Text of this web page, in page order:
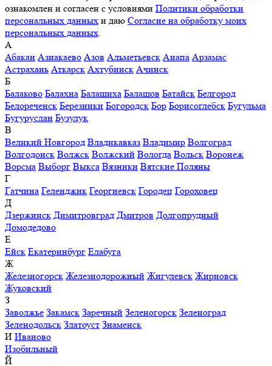
ознакомлен и согласен с условиями Политики обработки
персональных данных и даю Согласие на обработку моих
персональных данных
А
Абакан Азнакаево Азов Альметьевск Анапа Арзамас
Астрахань Аткарск Ахтубинск Ачинск
Б
Балаково Балахна Балашиха Балашов Батайск Белгород
Белореченск Березники Богородск Бор Борисоглебск Бугульма
Бугуруслан Бузулук
В
Великий Новгород Владикавказ Владимир Волгоград
Волгодонск Волжск Волжский Вологда Вольск Воронеж
Ворсма Выборг Выкса Вязники Вятские Поляны
Г
Гатчина Геленджик Георгиевск Городец Гороховец
Д
Дзержинск Димитровград Дмитров Долгопрудный
Домодедово
Е
Ейск Екатеринбург Елабуга
Ж
Железногорск Железнодорожный Жигулевск Жирновск
Жуковский
З
Заволжье Закамск Заречный Зеленогорск Зеленоград
Зеленодольск Златоуст Знаменск
И Иваново
Изобильный
Й